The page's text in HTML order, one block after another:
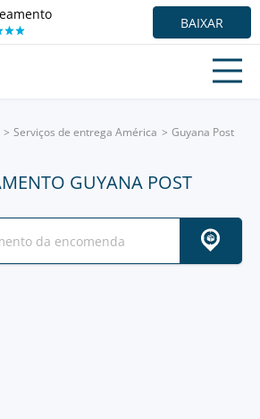
BAIXAR
Serviços de entrega América Guyana Post
GUYANA POST